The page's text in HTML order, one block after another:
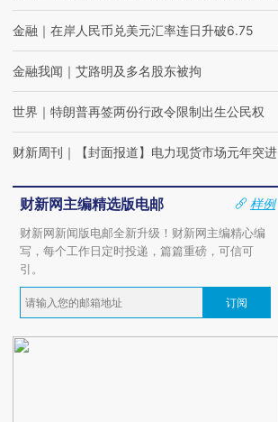
金融 ｜ 在岸人民币兑美元汇率连日升破6.75
金融我闻 ｜ 艾路明及多名股东被拘
世界 ｜ 特朗普再签两份行政令限制出生公民权
财新周刊 ｜ 【封面报道】电力现货市场元年突进
财新网主编精选版电邮
样例
财新网新闻版电邮全新升级！财新网主编精心编
写，每个工作日定时投递，篇篇重磅，可信可
引。
订阅